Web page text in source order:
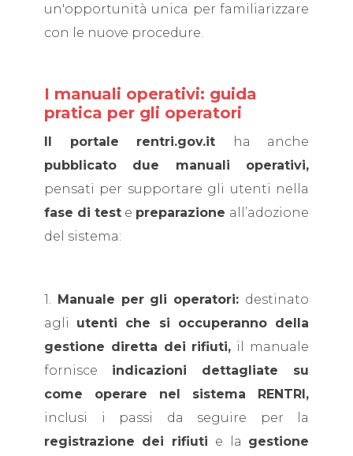
un'opportunità unica per familiarizzare
con le nuove procedure.
I manuali operativi: guida
pratica per gli operatori
Il portale rentri.gov.it
ha anche
pubblicato due manuali operativi,
pensati per supportare gli utenti nella
fase di test e preparazione all’adozione
del sistema:
1. Manuale per gli operatori: destinato
agli utenti che si occuperanno della
gestione diretta dei rifiuti, il manuale
fornisce indicazioni dettagliate su
come operare nel sistema RENTRI,
inclusi i passi da seguire per la
registrazione dei rifiuti e la gestione